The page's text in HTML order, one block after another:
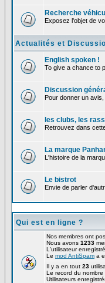
Recherche
Exposez l'objet de
Actualités et
English spoken !
To give a chance to
Discussion
Pour donner un
les clubs, les
Retrouvez dans
La marque
L'histoire de la
Le bistrot
Envie de parler
Qui est en ligne ?
Nos membres ont
Nous avons 1233
L'utilisateur
Le mod AntiSpam a
Il y a en tout 23
Le record du
Utilisateurs